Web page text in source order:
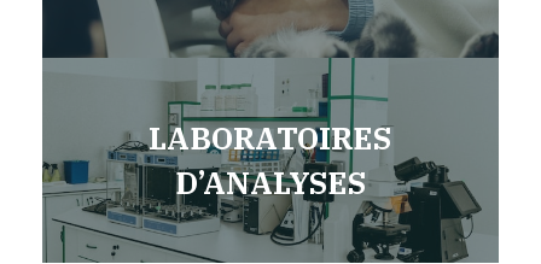
LABORATOIRES
D’ANALYSES